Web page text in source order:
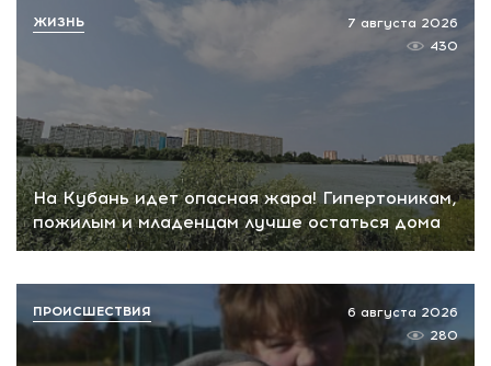
На Кубань идет опасная жара! Гипертоникам,
пожилым и младенцам лучше остаться дома
7 августа 2026
430
ЖИЗНЬ
6 августа 2026
280
ПРОИСШЕСТВИЯ